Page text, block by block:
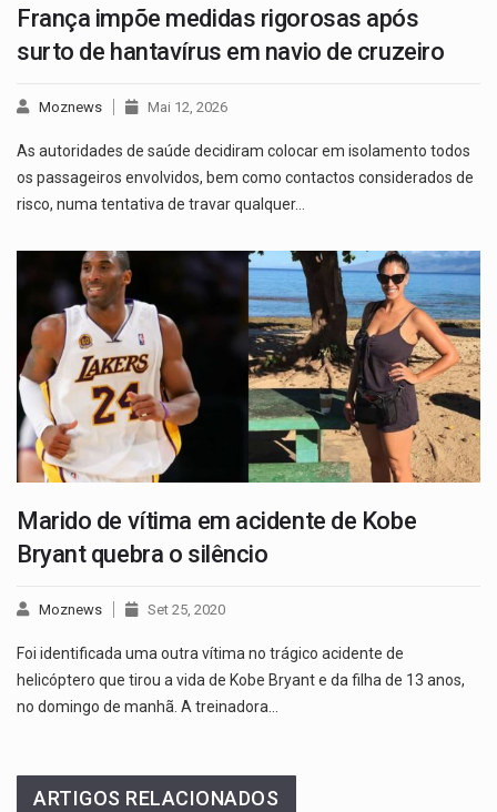
França impõe medidas rigorosas após
surto de hantavírus em navio de cruzeiro
Moznews Mai 12, 2026
As autoridades de saúde decidiram colocar em isolamento todos
os passageiros envolvidos, bem como contactos considerados de
risco, numa tentativa de travar qualquer…
Marido de vítima em acidente de Kobe
Bryant quebra o silêncio
Moznews Set 25, 2020
Foi identificada uma outra vítima no trágico acidente de
helicóptero que tirou a vida de Kobe Bryant e da filha de 13 anos,
no domingo de manhã. A treinadora…
ARTIGOS RELACIONADOS